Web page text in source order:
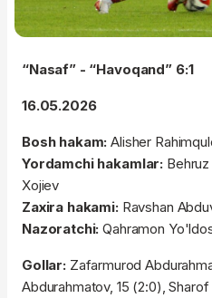
“Nasaf” - “Havoqand” 6:1
16.05.2026
Bosh hakam:Alisher
Yordamchi hakamlar:
Xojiev
Zaxira hakami: Ravshan
Nazoratchi:Qahramon
Gollar: Zafarmurod
Abdurahmatov, 15 (2:0),